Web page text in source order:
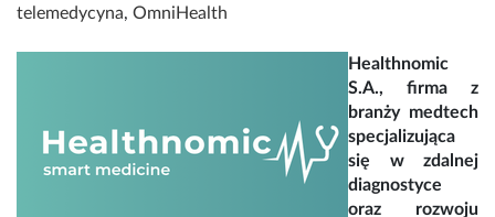
telemedycyna, OmniHealth
Healthnomic
S.A., firma z
branży medtech
specjalizująca
się w zdalnej
diagnostyce
oraz rozwoju